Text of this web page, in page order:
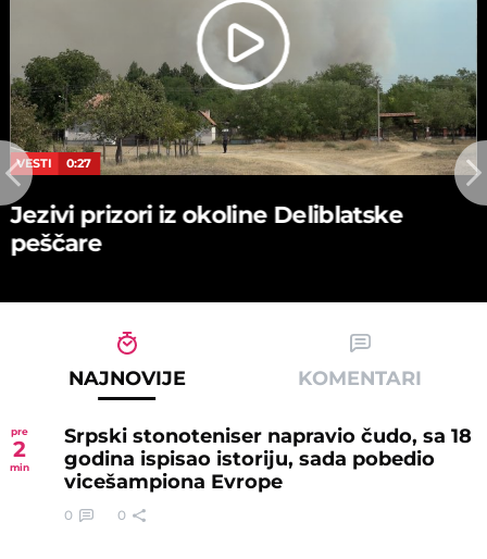
VESTI 0:27
Jezivi prizori iz okoline Deliblatske
peščare
NAJNOVIJE KOMENTARI
pre
2
min
Srpski stonoteniser napravio čudo, sa 18
godina ispisao istoriju, sada pobedio
vicešampiona Evrope
0 0